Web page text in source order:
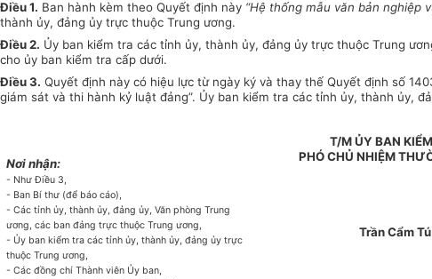
Điều 1. Ban hành kèm theo Quyết định này “Hệ thống mẫu văn bản nghiệp
thành ủy, đảng ủy trực thuộc Trung ương.
Điều 2. Ủy ban kiểm tra các tỉnh ủy, thành ủy, đảng ủy trực thuộc Trung
cho ủy ban kiểm tra cấp dưới.
Điều 3. Quyết định này có hiệu lực từ ngày ký và thay thế Quyết định số
giám sát và thi hành kỷ luật đảng”. Ủy ban kiểm tra các tỉnh ủy, thành ủy,
Nơi nhận:
- Như Điều 3,
- Ban Bí thư (để báo cáo),
- Các tỉnh ủy, thành ủy, đảng ủy, Văn phòng Trung
ương, các ban đảng trực thuộc Trung ương,
- Ủy ban kiểmtra các tỉnh ủy, thành ủy, đảng ủy trực
thuộc Trung ương,
- Các đồng chí Thành viên Ủy ban,
T/M ỦY BAN
PHÓ CHỦ NHIỆM
Trần Cẩm Tú